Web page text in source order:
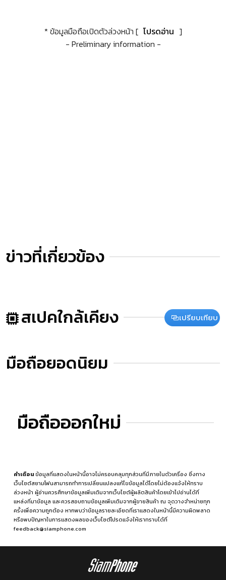
* ข้อมูลมือถือเปิดตัวล่วงหน้า [ โปรดอ่าน ]
- Preliminary information -
ข่าวที่เกี่ยวข้อง
สเปคใกล้เคียง เปรียบเทียบ
มือถือยอดนิยม
มือถือออกใหม่
คำเตือนข้อมูลที่แสดงในหน้านี้อาจไม่ครอบคลุมทุกส่วนที่มีภายในตัวเครื่อง ซึ่งทาง
เว็บไซต์สยามโฟนสามารถทำการเปลี่ยนแปลงแก้ไขข้อมูลได้โดยไม่ต้องแจ้งให้ทราบ
ล่วงหน้า ผู้อ่านควรศึกษาข้อมูลเพิ่มเติมจากเว็บไซต์ผู้ผลิตสินค้าโดยเข้าไปอ่านได้ที่
แหล่งที่มาข้อมูล และควรสอบถามข้อมูลเพิ่มเติมจากผู้ขายสินค้า ณ จุดวางจำหน่ายทุก
ครั้งเพื่อความถูกต้อง หากพบว่าข้อมูลรายละเอียดที่เราแสดงในหน้านี้มีความผิดพลาด
หรือพบปัญหาในการแสดงผลของเว็บไซต์โปรดแจ้งให้เราทราบได้ที่
feedback@siamphone.com